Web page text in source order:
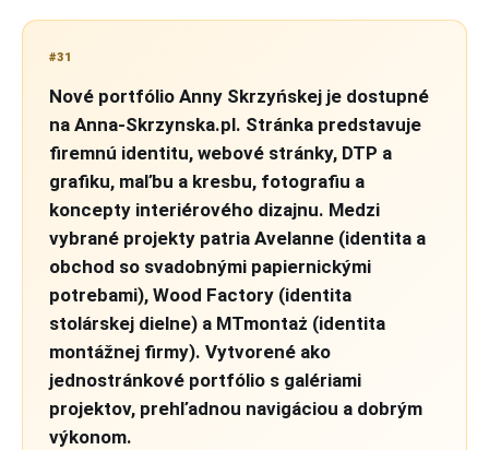
#31
Nové portfólio Anny Skrzyńskej je dostupné
na Anna-Skrzynska.pl. Stránka predstavuje
firemnú identitu, webové stránky, DTP a
grafiku, maľbu a kresbu, fotografiu a
koncepty interiérového dizajnu. Medzi
vybrané projekty patria Avelanne (identita a
obchod so svadobnými papiernickými
potrebami), Wood Factory (identita
stolárskej dielne) a MTmontaż (identita
montážnej firmy). Vytvorené ako
jednostránkové portfólio s galériami
projektov, prehľadnou navigáciou a dobrým
výkonom.